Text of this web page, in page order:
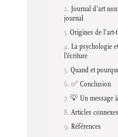
Journal d’art
journal
Origines de l’art-
La psychologie
l’écriture
Quand et
✅ Conclusion
💡 Un message
Articles connexes
Références